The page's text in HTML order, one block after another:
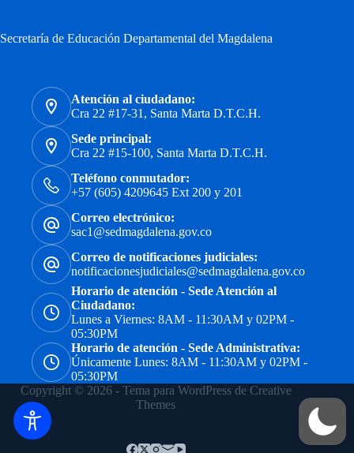
Secretaría de Educación Departamental del Magdalena
Atención al ciudadano:
Cra 22 #17-31, Santa Marta D.T.C.H.
Sede principal:
Cra 22 #15-100, Santa Marta D.T.C.H.
Teléfono conmutador:
+57 (605) 4209645 Ext 200 y 201
Correo electrónico:
sac1@sedmagdalena.gov.co
Correo de notificaciones judiciales:
notificacionesjudiciales@sedmagdalena.gov.co
Horario de atención - Sede Atención al
Ciudadano:
Lunes a Viernes: 8AM - 11:30AM y 02PM -
05:30PM
Horario de atención - Sede Administrativa:
Únicamente Lunes: 8AM - 11:30AM y 02PM -
05:30PM
Copyright © 2026 - Tema para WordPress de Creative
Themes